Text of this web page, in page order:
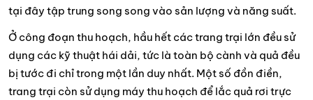
tại đây tập trung song song vào sản lượng và năng suất.
Ở công đoạn thu hoạch, hầu hết các trang trại lớn đều sử
dụng các kỹ thuật hái dải, tức là toàn bộ cành và quả đều
bị tước đi chỉ trong một lần duy nhất. Một số đồn điền,
trang trại còn sử dụng máy thu hoạch để lắc quả rơi trực